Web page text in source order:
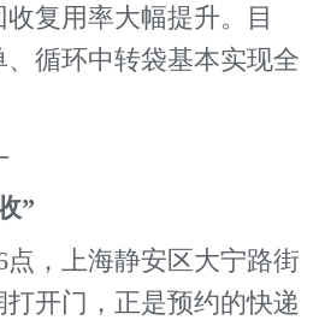
复用率大幅提升。目
循环中转袋基本实现全
”
，上海静安区大宁路街
开门，正是预约的快递